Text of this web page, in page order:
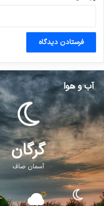
آب و هوا
گرگان
آسمان صاف